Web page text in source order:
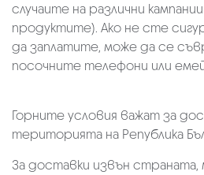
случаите на различни
продуктите). Ако не сте
да заплатите, може да се
посочните телефони или
Горните условия важат за
територията на Република
За доставки извън страната,